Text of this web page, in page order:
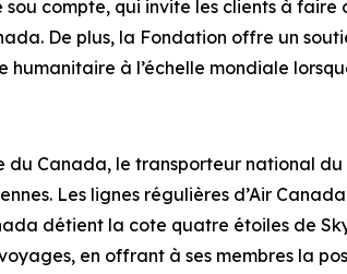
compte, qui invite les clients à
De plus, la Fondation offre un
humanitaire à l’échelle mondiale
Canada, le transporteur national
Les lignes régulières d’Air
détient la cote quatre étoiles de
en offrant à ses membres la